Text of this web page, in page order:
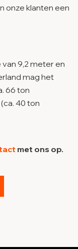
onze klanten een
9,2 meter en
mag het
66 ton
40 ton
met ons op.